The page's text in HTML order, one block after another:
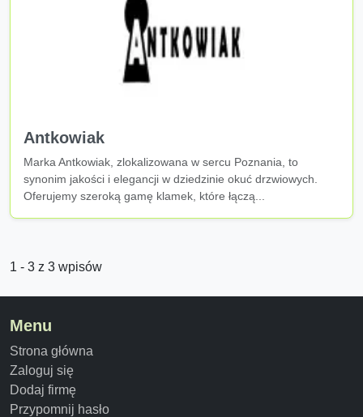
Antkowiak
Marka Antkowiak, zlokalizowana w sercu Poznania, to
synonim jakości i elegancji w dziedzinie okuć drzwiowych.
Oferujemy szeroką gamę klamek, które łączą...
1 - 3 z 3 wpisów
Menu
Strona główna
Zaloguj się
Dodaj firmę
Przypomnij hasło